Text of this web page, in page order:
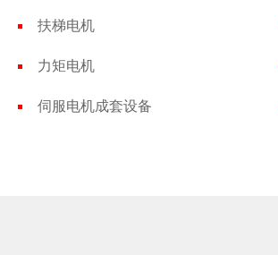
扶梯电机
力矩电机
伺服电机成套设备